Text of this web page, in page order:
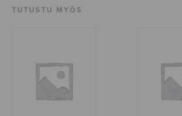
TUTUSTU MYÖS